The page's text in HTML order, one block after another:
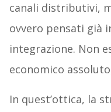
canali distributivi,
ovvero pensati già
integrazione. Non
economico
In quest’ottica, la